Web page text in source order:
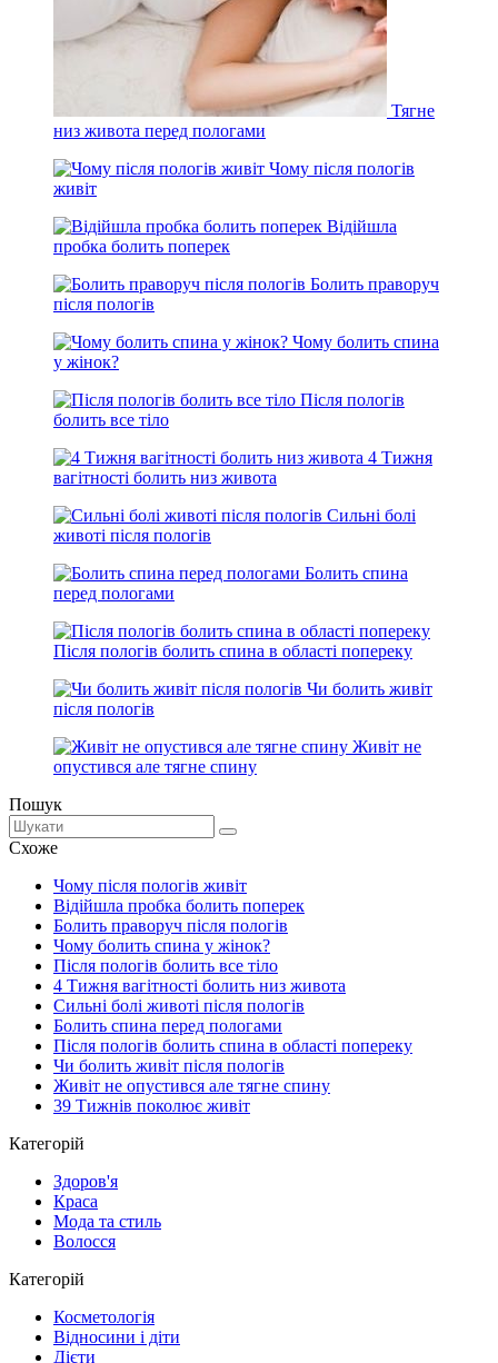
Тягне
низ живота перед пологами
Чому після пологів
живіт
Відійшла
пробка болить поперек
Болить праворуч
після пологів
Чому болить спина
у жінок?
Після пологів
болить все тіло
4 Тижня
вагітності болить низ живота
Сильні болі
животі після пологів
Болить спина
перед пологами
Після пологів болить спина в області попереку
Чи болить живіт
після пологів
Живіт не
опустився але тягне спину
Пошук
Схоже
Чому після пологів живіт
Відійшла пробка болить поперек
Болить праворуч після пологів
Чому болить спина у жінок?
Після пологів болить все тіло
4 Тижня вагітності болить низ живота
Сильні болі животі після пологів
Болить спина перед пологами
Після пологів болить спина в області попереку
Чи болить живіт після пологів
Живіт не опустився але тягне спину
39 Тижнів поколює живіт
Категорій
Здоров'я
Краса
Мода та стиль
Волосся
Категорій
Косметологія
Відносини і діти
Дієти